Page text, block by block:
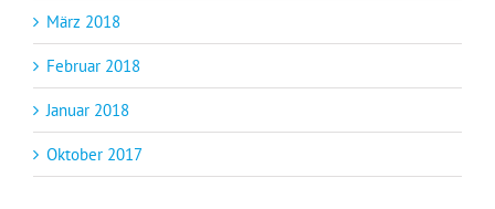
März 2018
Februar 2018
Januar 2018
Oktober 2017